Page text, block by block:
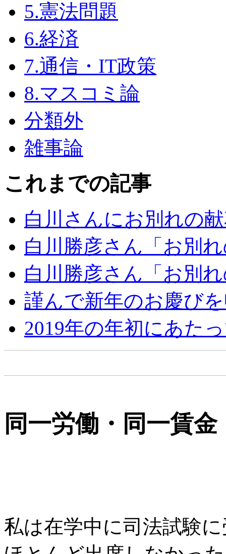
5.憲法問題
6.経済
7.通信・IT政策
8.マスコミ論
分類外
雑事論
これまでの記事
白川さんにお別れの
白川勝彦さん「お別
白川勝彦さん「お別
謹んで新年のお慶び
2019年の年初にあた
同一労働・同一賃金
私は在学中に司法試験